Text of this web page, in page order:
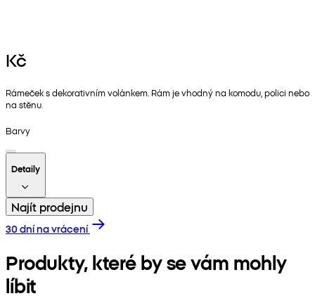
Kč
Rámeček s dekorativním volánkem. Rám je vhodný na komodu, polici nebo
na stěnu.
Barvy
Detaily
Najít prodejnu
30 dní na vrácení
Produkty, které by se vám mohly
líbit